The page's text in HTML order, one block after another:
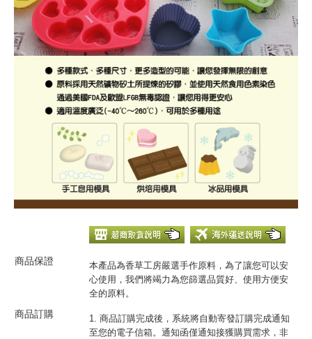
商品保證
本產品為香草工房嚴選手作原料，為了讓您可以安
心使用，我們將竭力為您篩選品質好、使用方便安
全的原料。
商品訂購
1. 商品訂購完成後，系統將自動寄發訂購完成通知
至您的電子信箱。通知函僅通知接獲購買需求，非